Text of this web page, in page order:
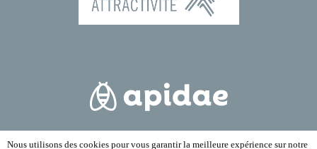
Nous utilisons des cookies pour vous garantir la meilleure expérience sur notre